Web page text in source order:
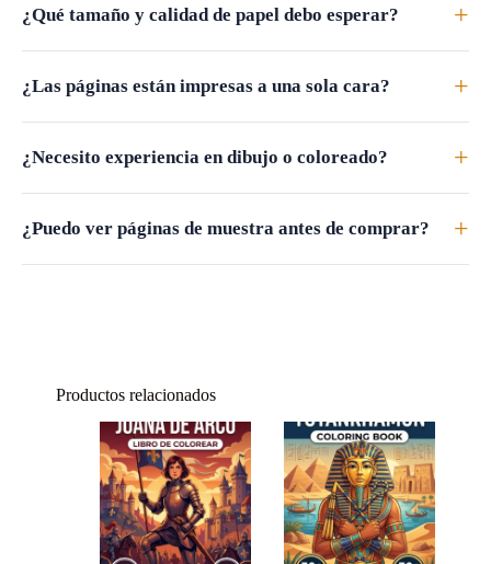
¿Qué tamaño y calidad de papel debo esperar? +
¿Las páginas están impresas a una sola cara? +
¿Necesito experiencia en dibujo o coloreado? +
¿Puedo ver páginas de muestra antes de comprar? +
Productos relacionados